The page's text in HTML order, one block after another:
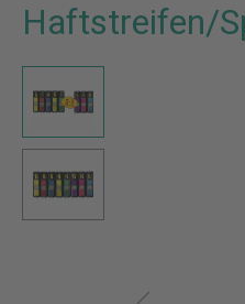
Haftstreifen/